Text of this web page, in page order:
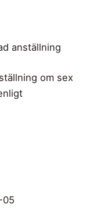
anställning
om sex
05